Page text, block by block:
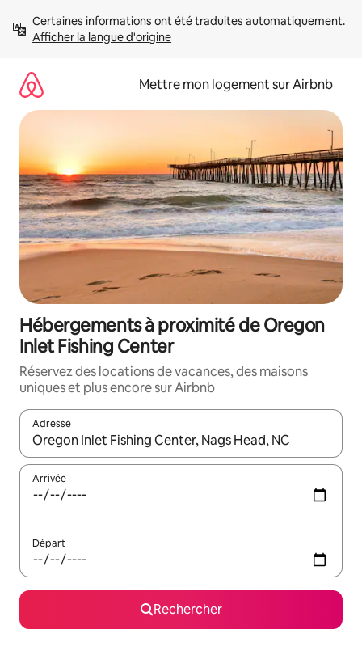
directement
Afficher la langue d'origine
Mettre mon logement sur Airbnb
Hébergements à proximité de Oregon
Inlet Fishing Center
Réservez des locations de vacances, des maisons
uniques et plus encore sur Airbnb
Adresse
Lorsque les résultats s'affichent, utilisez les flèches vers le
Arrivée
Départ
Rechercher